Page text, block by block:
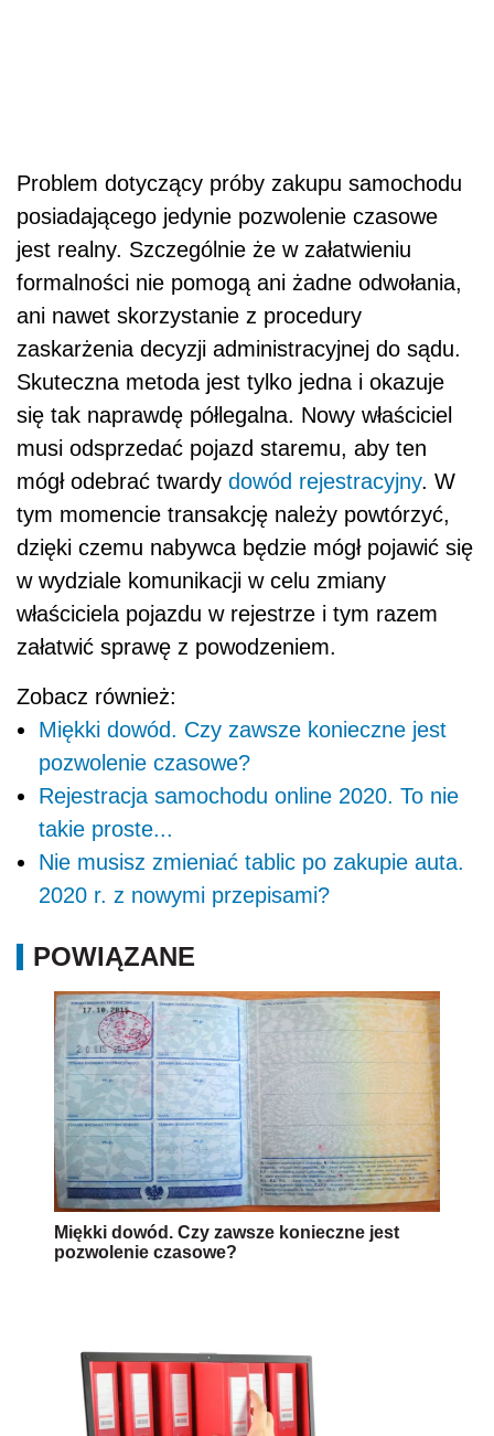
Problem dotyczący próby zakupu samochodu
posiadającego jedynie pozwolenie czasowe
jest realny. Szczególnie że w załatwieniu
formalności nie pomogą ani żadne odwołania,
ani nawet skorzystanie z procedury
zaskarżenia decyzji administracyjnej do sądu.
Skuteczna metoda jest tylko jedna i okazuje
się tak naprawdę półlegalna. Nowy właściciel
musi odsprzedać pojazd staremu, aby ten
mógł odebrać twardy dowód rejestracyjny. W
tym momencie transakcję należy powtórzyć,
dzięki czemu nabywca będzie mógł pojawić się
w wydziale komunikacji w celu zmiany
właściciela pojazdu w rejestrze i tym razem
załatwić sprawę z powodzeniem.
Zobacz również:
Miękki dowód. Czy zawsze konieczne jest
pozwolenie czasowe?
Rejestracja samochodu online 2020. To nie
takie proste...
Nie musisz zmieniać tablic po zakupie auta.
2020 r. z nowymi przepisami?
POWIĄZANE
Miękki dowód. Czy zawsze konieczne jest
pozwolenie czasowe?